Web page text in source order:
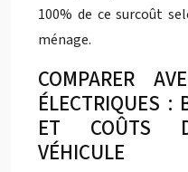
100% de ce surcoût
ménage.
COMPARER
ÉLECTRIQUES :
ET COÛTS
VÉHICULE